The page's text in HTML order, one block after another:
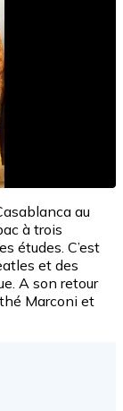
au
à trois
études. C’est
et des
A son retour
Marconi et